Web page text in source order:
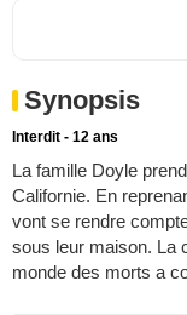
Synopsis
Interdit - 12 ans
La famille Doyle
Californie. En
vont se rendre
sous leur maison. La
monde des morts a